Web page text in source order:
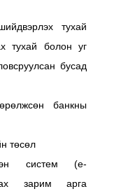
тухай
тухай болон уг
бусад
банкны
төсөл
систем (e-
зарим арга